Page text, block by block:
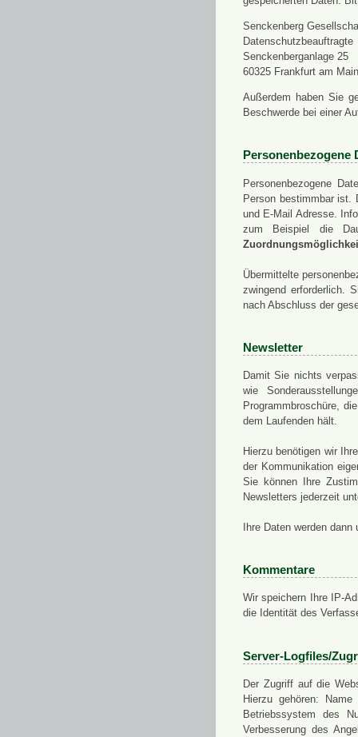
Senckenberg
Datenschutzbeauftragte
Senckenberganlage 25
60325 Frankfurt am Main
Außerdem haben Sie
Beschwerde bei einer
Personenbezogene
Personenbezogene
Person bestimmbar ist.
und E-Mail Adresse.
zum Beispiel die
Übermittelte
zwingend erforderlich.
nach Abschluss der
Newsletter
Damit Sie nichts
wie
Programmbroschüre,
dem Laufenden hält.
Hierzu benötigen wir
der Kommunikation
Sie können Ihre
Newsletters jederzeit
Ihre Daten werden
Kommentare
Wir speichern Ihre IP-
die Identität des
Server-Logfiles/
Der Zugriff auf die
Hierzu gehören:
Betriebssystem des
Verbesserung des